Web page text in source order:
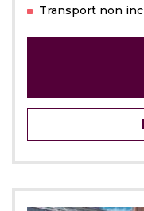
Transport non